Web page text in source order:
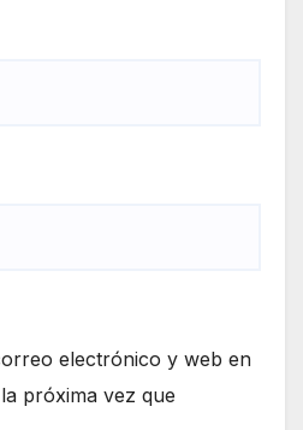
electrónico y web en
próxima vez que